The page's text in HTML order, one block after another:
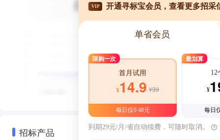
招标产品
VIP 开通寻标宝会员，查看更多招采
单省会员
限购一次
首月试用
¥14.9 ¥39
每日仅0.48元
最划算
12
¥
每日
到期29元/月/省自动续费，可随时取消。